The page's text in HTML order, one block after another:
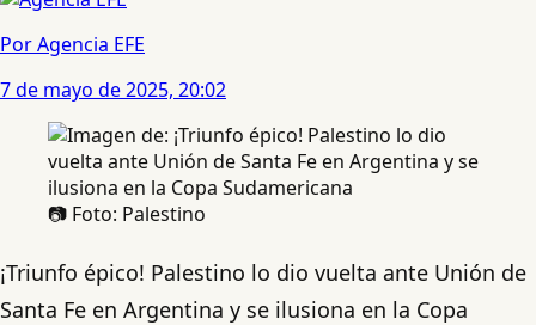
Por Agencia EFE
7 de mayo de 2025, 20:02
📷 Foto: Palestino
¡Triunfo épico! Palestino lo dio vuelta ante Unión de
Santa Fe en Argentina y se ilusiona en la Copa